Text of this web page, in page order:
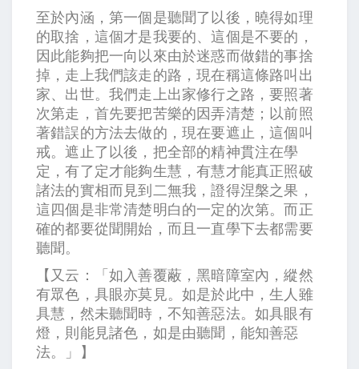
至於內涵，第一個是聽聞了以後，曉得如理
的取捨，這個才是我要的、這個是不要的，
因此能夠把一向以來由於迷惑而做錯的事捨
掉，走上我們該走的路，現在稱這條路叫出
家、出世。我們走上出家修行之路，要照著
次第走，首先要把苦樂的因弄清楚；以前照
著錯誤的方法去做的，現在要遮止，這個叫
戒。遮止了以後，把全部的精神貫注在學
定，有了定才能夠生慧，有慧才能真正照破
諸法的實相而見到二無我，證得涅槃之果，
這四個是非常清楚明白的一定的次第。而正
確的都要從聞開始，而且一直學下去都需要
聽聞。
【又云：「如入善覆蔽，黑暗障室內，縱然
有眾色，具眼亦莫見。如是於此中，生人雖
具慧，然未聽聞時，不知善惡法。如具眼有
燈，則能見諸色，如是由聽聞，能知善惡
法。」】